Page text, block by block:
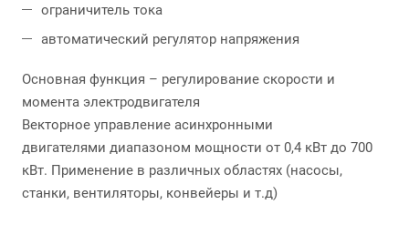
ограничитель тока
автоматический регулятор напряжения
Основная функция – регулирование скорости и
момента электродвигателя
Векторное управление асинхронными
двигателями диапазоном мощности от 0,4 кВт до 700
кВт. Применение в различных областях (насосы,
станки, вентиляторы, конвейеры и т.д)